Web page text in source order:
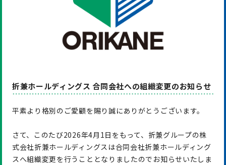
折兼ホールディングス 合同会社への組織変更のお知らせ
平素より格別のご愛顧を賜り誠にありがとうございます。
さて、このたび2026年4月1日をもって、折兼グループの株
式会社折兼ホールディングスは合同会社折兼ホールディング
スへ組織変更を行うこととなりましたのでお知らせいたしま